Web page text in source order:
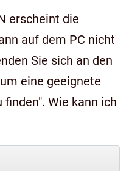
erscheint die
auf dem PC nicht
Sie sich an den
eine geeignete
Wie kann ich